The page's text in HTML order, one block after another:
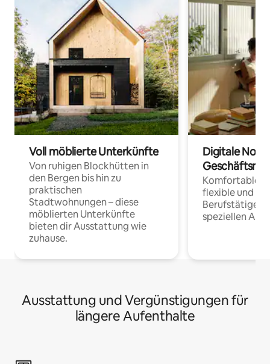
Voll möblierte Unterkünfte
Von ruhigen Blockhütten in
den Bergen bis hin zu
praktischen
Stadtwohnungen – diese
möblierten Unterkünfte
bieten dir Ausstattung wie
zuhause.
Digitale
Komfortable
flexible und
Berufstätige
speziellen
Ausstattung und Vergünstigungen für
längere Aufenthalte